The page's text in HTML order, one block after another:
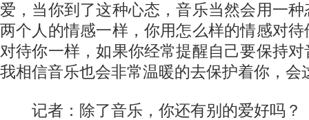
爱，当你到了这种心态，音乐当然会用一
两个人的情感一样，你用怎么样的情感对
对待你一样，如果你经常提醒自己要保持
我相信音乐也会非常温暖的去保护着你，会
记者：除了音乐，你还有别的爱好吗？